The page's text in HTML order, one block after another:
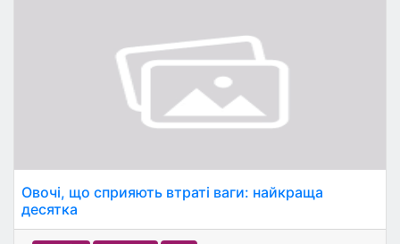
Овочі, що сприяють втраті ваги: найкраща
десятка